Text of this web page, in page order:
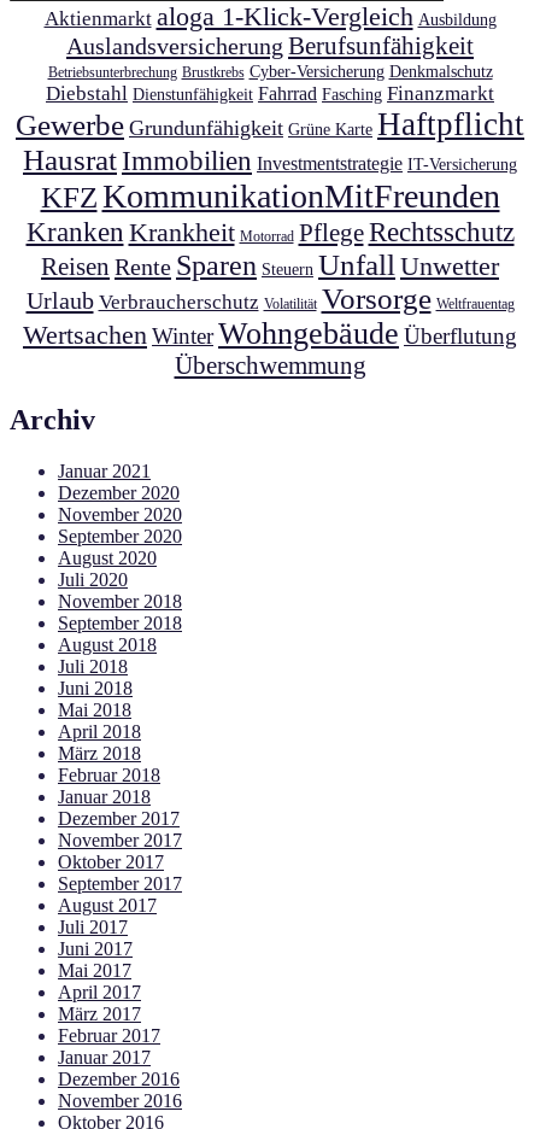
Aktienmarkt aloga 1-Klick-Vergleich Ausbildung
Auslandsversicherung Berufsunfähigkeit
Betriebsunterbrechung Brustkrebs Cyber-Versicherung Denkmalschutz
Diebstahl Dienstunfähigkeit Fahrrad Fasching Finanzmarkt
Gewerbe Grundunfähigkeit Grüne Karte Haftpflicht
HausratImmobilien Investmentstrategie IT-Versicherung
KFZKommunikationMitFreunden
Kranken Krankheit Motorrad Pflege Rechtsschutz
Reisen Rente Sparen Steuern Unfall Unwetter
Urlaub Verbraucherschutz Volatilität Vorsorge Weltfrauentag
WertsachenWinterWohngebäude Überflutung
Überschwemmung
Archiv
Januar 2021
Dezember 2020
November 2020
September 2020
August 2020
Juli 2020
November 2018
September 2018
August 2018
Juli 2018
Juni 2018
Mai 2018
April 2018
März 2018
Februar 2018
Januar 2018
Dezember 2017
November 2017
Oktober 2017
September 2017
August 2017
Juli 2017
Juni 2017
Mai 2017
April 2017
März 2017
Februar 2017
Januar 2017
Dezember 2016
November 2016
Oktober 2016